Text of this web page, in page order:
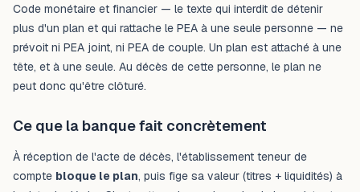
Code monétaire et financier — le texte qui interdit de détenir
plus d'un plan et qui rattache le PEA à une seule personne — ne
prévoit ni PEA joint, ni PEA de couple. Un plan est attaché à une
tête, et à une seule. Au décès de cette personne, le plan ne
peut donc qu'être clôturé.
Ce que la banque fait concrètement
À réception de l'acte de décès, l'établissement teneur de
compte bloque le plan, puis fige sa valeur (titres + liquidités) à